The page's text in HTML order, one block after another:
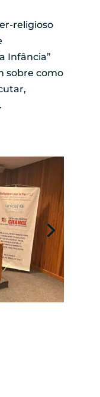
religioso
Infância”
sobre como